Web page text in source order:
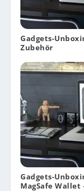
Gadgets-
Zubehör
Gadgets-
MagSafe Wallet